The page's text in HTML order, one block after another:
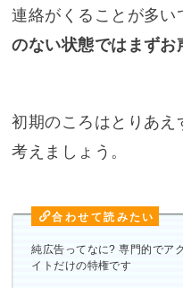
連絡がくることが多い
のない状態ではまずお
初期のころはとりあえ
考えましょう。
純広告ってなに? 専門的でア
イトだけの特権です